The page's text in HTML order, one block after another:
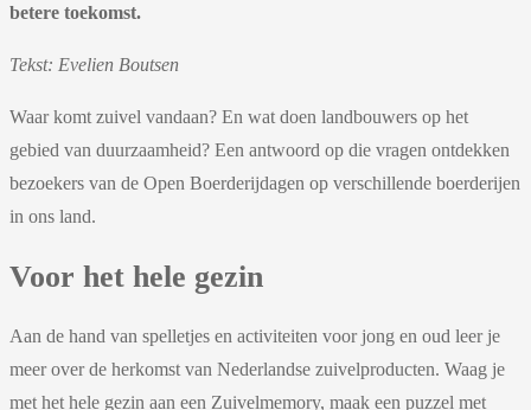
betere toekomst.
Tekst: Evelien Boutsen
Waar komt zuivel vandaan? En wat doen landbouwers op het
gebied van duurzaamheid? Een antwoord op die vragen ontdekken
bezoekers van de Open Boerderijdagen op verschillende boerderijen
in ons land.
Voor het hele gezin
Aan de hand van spelletjes en activiteiten voor jong en oud leer je
meer over de herkomst van Nederlandse zuivelproducten. Waag je
met het hele gezin aan een Zuivelmemory, maak een puzzel met